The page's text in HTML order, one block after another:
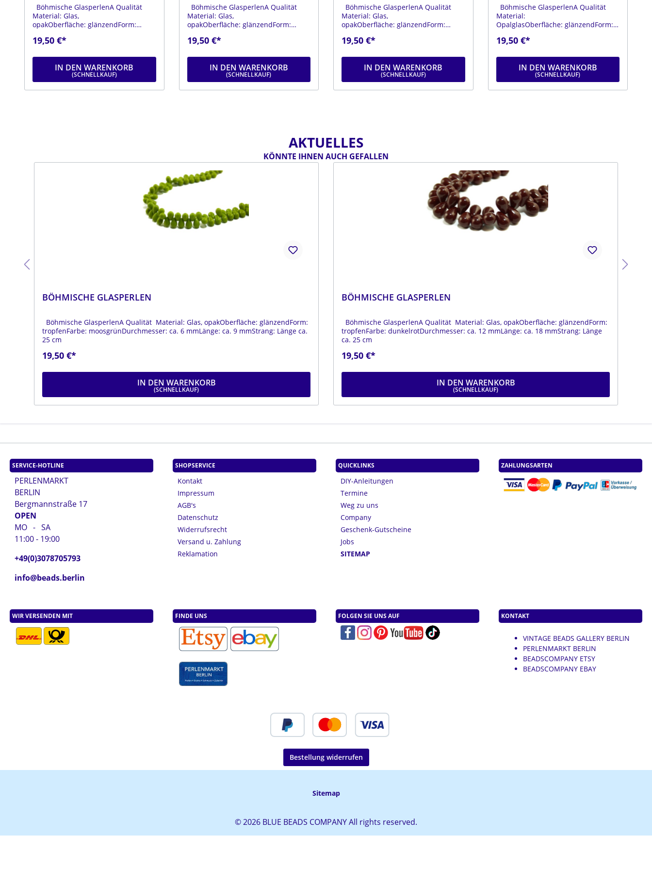
Böhmische GlasperlenA Qualität
Material: Glas,
opakOberfläche: glänzendForm:
dunkelblauDurchmesser: ca. 6
25 cm
19,50 €*
IN DEN WARENKORB
Böhmische GlasperlenA Qualität
Material: Glas,
opakOberfläche: glänzendForm:
6 mmLänge: ca. 9 mmStrang: Länge
19,50 €*
IN DEN WARENKORB
Böhmische GlasperlenA Qualität
Material: Glas,
opakOberfläche: glänzendForm:
mmLänge: ca. 9 mmStrang: Länge ca.
19,50 €*
IN DEN WARENKORB
Böhmische GlasperlenA Qualität
Material:
OpalglasOberfläche: glänzendForm:
opalisierendDurchmesser: ca. 6
25 cm
19,50 €*
IN DEN WARENKORB
AKTUELLES
KÖNNTE IHNEN AUCH GEFALLEN
BÖHMISCHE GLASPERLEN
Böhmische GlasperlenA Qualität Material: Glas, opakOberfläche: glänzendForm:
tropfenFarbe: moosgrünDurchmesser: ca. 6 mmLänge: ca. 9 mmStrang: Länge ca.
19,50 €*
IN DEN WARENKORB
BÖHMISCHE GLASPERLEN
Böhmische GlasperlenA Qualität Material: Glas, opakOberfläche: glänzendForm:
tropfenFarbe: dunkelrotDurchmesser: ca. 12 mmLänge: ca. 18 mmStrang: Länge
19,50 €*
IN DEN WARENKORB
SERVICE-HOTLINE
PERLENMARKT
BERLIN
Bergmannstraße 17
OPEN
MO - SA
11:00 - 19:00
+49(0)3078705793
info@beads.berlin
SHOPSERVICE
Kontakt
Impressum
AGB's
Datenschutz
Widerrufsrecht
Versand u. Zahlung
Reklamation
QUICKLINKS
DIY-Anleitungen
Termine
Weg zu uns
Company
Geschenk-Gutscheine
Jobs
SITEMAP
ZAHLUNGSARTEN
WIR VERSENDEN MIT FINDE UNS FOLGEN SIE UNS AUF KONTAKT
VINTAGE BEADS GALLERY BERLIN
PERLENMARKT BERLIN
BEADSCOMPANY ETSY
BEADSCOMPANY EBAY
Bestellung widerrufen
Sitemap
© 2026 BLUE BEADS COMPANY All rights reserved.